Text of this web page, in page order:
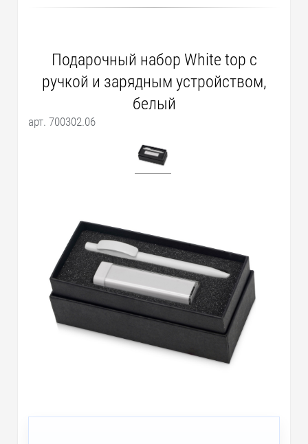
Подарочный набор White top с
ручкой и зарядным устройством,
белый
арт. 700302.06